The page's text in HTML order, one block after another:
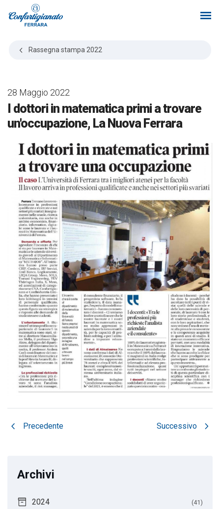
Rassegna stampa 2022
28 Maggio 2022
I dottori in matematica primi a trovare
un'occupazione, La Nuova Ferrara
chevron_left Precedente Successivo chevron_right
Archivi
inventory_2 2024 (41)